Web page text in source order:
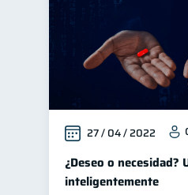
27 / 04 / 2022
¿Deseo o necesidad?
inteligentemente